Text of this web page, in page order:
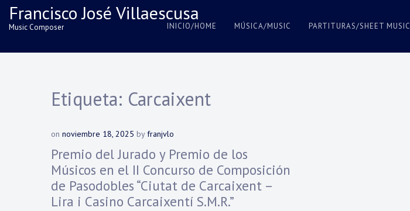
SkipFrancisco José Villaescusa
Music Composer INICIO/HOME MÚSICA/MUSIC PARTITURAS/SHEET MUSIC
Etiqueta: Carcaixent
on noviembre 18, 2025 byfranjvlo
Premio del Jurado y Premio de los
Músicos en el II Concurso de Composición
de Pasodobles “Ciutat de Carcaixent –
Lira i Casino Carcaixentí S.M.R.”